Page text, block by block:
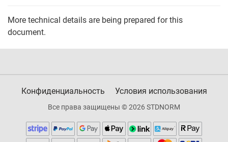
More technical details are being prepared for this
document.
Конфиденциальность Условия использования
Все права защищены © 2026 STDNORM